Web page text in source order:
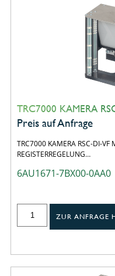
TRC7000 KAMERA
Preis auf Anfrage
TRC7000 KAMERA RSC-DI-VF
REGISTERREGELUNG…
6AU1671-7BX00-0AA0
ZUR ANFRAGE